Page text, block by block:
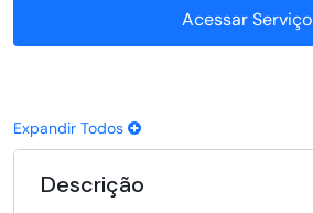
Acessar Serviço
Expandir Todos
Descrição